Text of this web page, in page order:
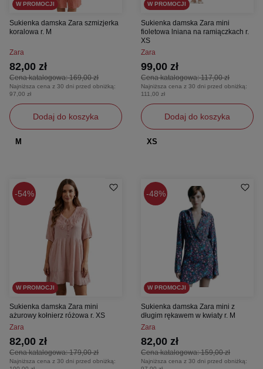
W PROMOCJI
Sukienka damska Zara szmizjerka
koralowa r. M
Zara
Cena katalogowa:169,00 zł
82,00 zł
Najniższa cena z 30 dni przed obniżką:
97,00 zł
Dodaj do koszyka
M
W PROMOCJI
Sukienka damska Zara mini
fioletowa lniana na ramiączkach r.
XS
Zara
Cena katalogowa:117,00 zł
99,00 zł
Najniższa cena z 30 dni przed obniżką:
111,00 zł
Dodaj do koszyka
XS
54%
W PROMOCJI
Sukienka damska Zara mini
ażurowy kołnierz różowa r. XS
Zara
Cena katalogowa:179,00 zł
82,00 zł
Najniższa cena z 30 dni przed obniżką:
48%
W PROMOCJI
Sukienka damska Zara mini z
długim rękawem w kwiaty r. M
Zara
Cena katalogowa:159,00 zł
82,00 zł
Najniższa cena z 30 dni przed obniżką: